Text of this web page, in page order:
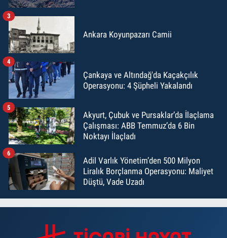
Ankara Koyunpazarı Camii
3
Çankaya ve Altındağ'da Kaçakçılık
Operasyonu: 4 Şüpheli Yakalandı
4
Akyurt, Çubuk ve Pursaklar’da İlaçlama
Çalışması: ABB Temmuz’da 6 Bin
Noktayı İlaçladı
5
Adil Varlık Yönetim’den 500 Milyon
Liralık Borçlanma Operasyonu: Maliyet
Düştü, Vade Uzadı
6